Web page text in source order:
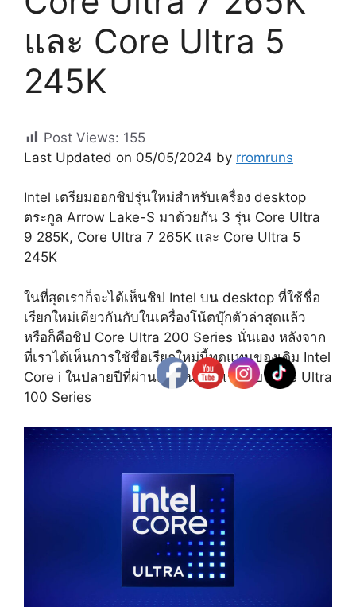
และ Core Ultra 5
245K
Post Views: 155
Last Updated on 05/05/2024 by rromruns
Intel เตรียมออกชิปรุ่นใหม่สำหรับเครื่อง desktop
ตระกูล Arrow Lake-S มาด้วยกัน 3 รุ่น Core Ultra
9 285K, Core Ultra 7 265K และ Core Ultra 5
245K
ในที่สุดเราก็จะได้เห็นชิป Intel บน desktop ที่ใช้ชื่อ
เรียกใหม่เดียวกันกับในเครื่องโน้ตบุ๊กตัวล่าสุดแล้ว
หรือก็คือชิป Core Ultra 200 Series นั่นเอง หลังจาก
ที่เราได้เห็นการใช้ชื่อเรียกใหม่นี้ทดแทนของเดิม Intel
Core i ในปลายปีที่ผ่านมาเป็นครั้งแรก กับ Core Ultra
100 Series